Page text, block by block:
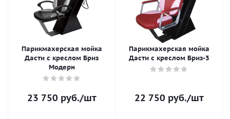
Парикмахерская мойка
Дасти с креслом Бриз
Модерн
23 750 руб./шт
Парикмахерская мойка
Дасти с креслом Бриз-3
22 750 руб./шт